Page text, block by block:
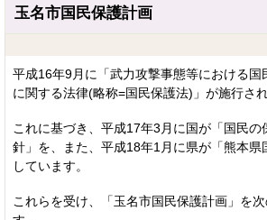
玉名市国民保護計画
平成16年9月に「武力攻撃事態等における国
に関する法律(略称=国民保護法)」が施行され
これに基づき、平成17年3月に国が「国民の
針」を、また、平成18年1月に県が「熊本県
しています。
これらを受け、「玉名市国民保護計画」を